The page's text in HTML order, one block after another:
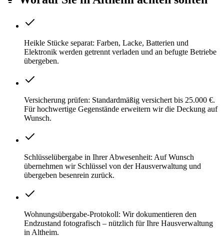
Heikle Stücke separat: Farben, Lacke, Batterien und
Elektronik werden getrennt verladen und an befugte Betriebe
übergeben.
Versicherung prüfen: Standardmäßig versichert bis 25.000 €.
Für hochwertige Gegenstände erweitern wir die Deckung auf
Wunsch.
Schlüsselübergabe in Ihrer Abwesenheit: Auf Wunsch
übernehmen wir Schlüssel von der Hausverwaltung und
übergeben besenrein zurück.
Wohnungsübergabe-Protokoll: Wir dokumentieren den
Endzustand fotografisch – nützlich für Ihre Hausverwaltung
in Altheim.